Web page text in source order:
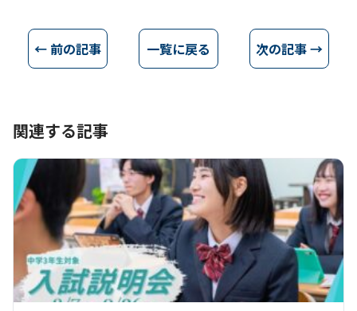
← 前の記事 一覧に戻る 次の記事 →
関連する記事